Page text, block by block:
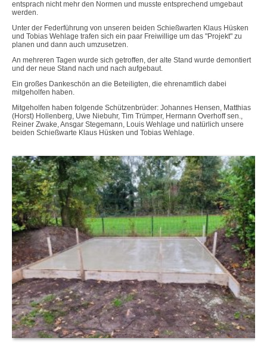
entsprach nicht mehr den Normen und musste entsprechend umgebaut
werden.
Unter der Federführung von unseren beiden Schießwarten Klaus Hüsken
und Tobias Wehlage trafen sich ein paar Freiwillige um das "Projekt" zu
planen und dann auch umzusetzen.
An mehreren Tagen wurde sich getroffen, der alte Stand wurde demontiert
und der neue Stand nach und nach aufgebaut.
Ein großes Dankeschön an die Beteiligten, die ehrenamtlich dabei
mitgeholfen haben.
Mitgeholfen haben folgende Schützenbrüder: Johannes Hensen, Matthias
(Horst) Hollenberg, Uwe Niebuhr, Tim Trümper, Hermann Overhoff sen.,
Reiner Zwake, Ansgar Stegemann, Louis Wehlage und natürlich unsere
beiden Schießwarte Klaus Hüsken und Tobias Wehlage.